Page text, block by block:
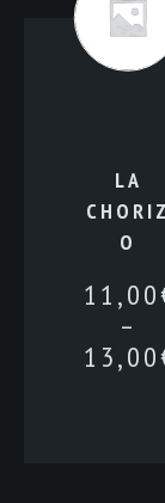
LA
CHORIZ
O
11,00
–
13,00